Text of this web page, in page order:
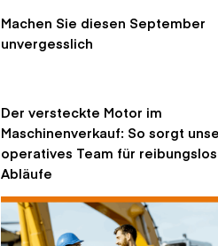
Machen Sie diesen September
unvergesslich
Der versteckte Motor im
Maschinenverkauf: So sorgt
operatives Team für
Abläufe